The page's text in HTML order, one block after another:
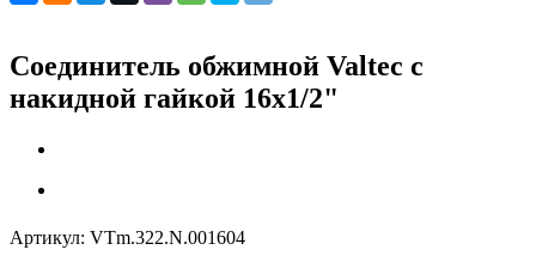
Соединитель обжимной Valtec с
накидной гайкой 16х1/2"
Артикул: VTm.322.N.001604